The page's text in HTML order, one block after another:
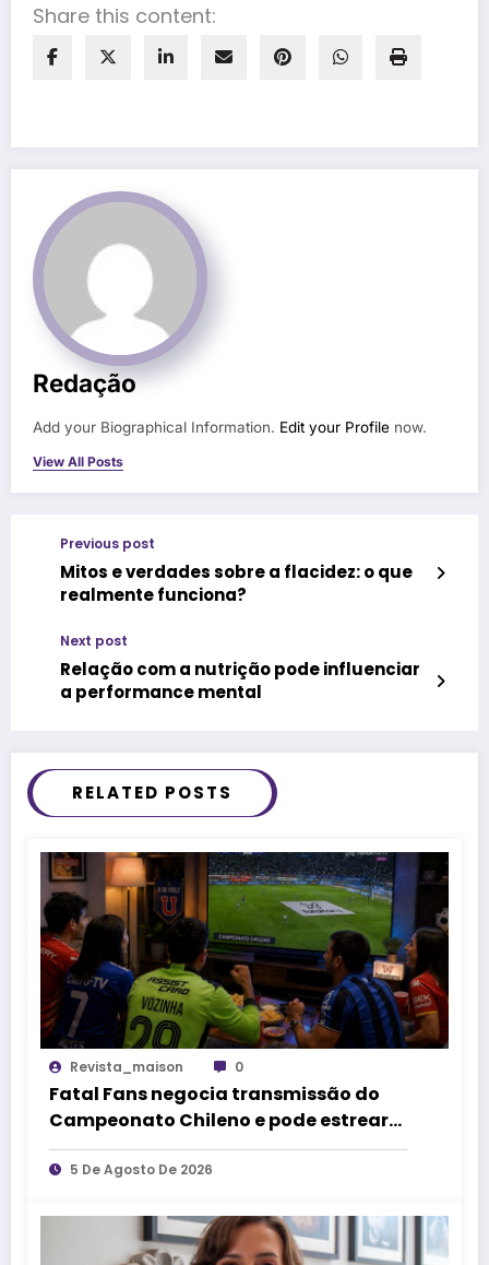
Share this content:
Redação
Add your Biographical Information. Edit your Profile now.
View All Posts
Previous post
Mitos e verdades sobre a flacidez: o que
realmente funciona?
Next post
Relação com a nutrição pode influenciar
a performance mental
RELATED POSTS
Revista_maison 0
Fatal Fans negocia transmissão do
Campeonato Chileno e pode estrear
no mercado de competições
esportivas
5 De Agosto De 2026